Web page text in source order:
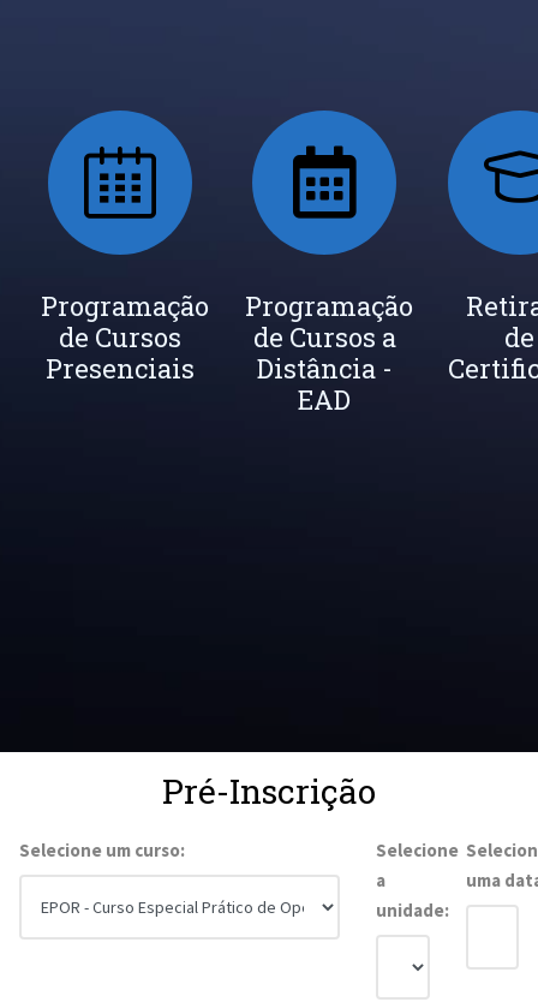
Seja um
Instrutor
Inscrição
Newsletter
Programação
de Cursos
Presenciais
Programação
de Cursos a
Distância -
EAD
de
Pré-Inscrição
Selecione um curso:
Selecione
a
unidade:
uma